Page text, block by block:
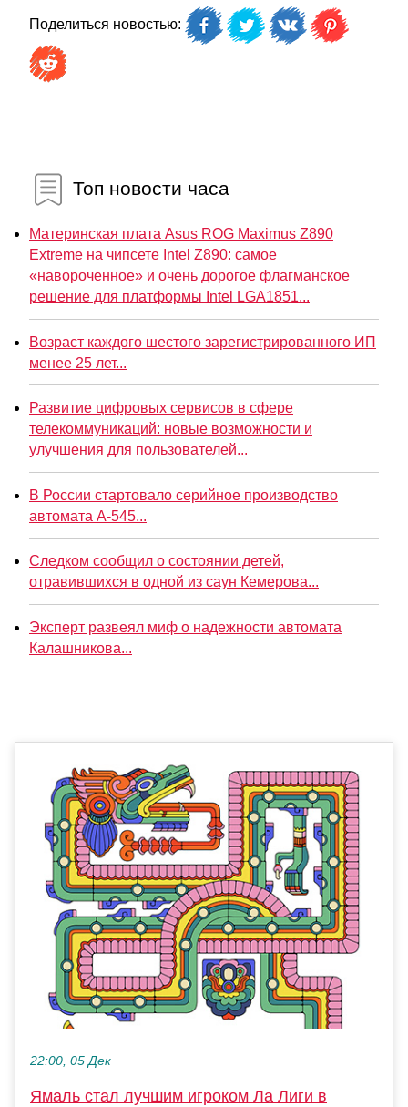
Поделиться новостью:
Топ новости часа
Материнская плата Asus ROG Maximus Z890
Extreme на чипсете Intel Z890: самое
«навороченное» и очень дорогое флагманское
решение для платформы Intel LGA1851...
Возраст каждого шестого зарегистрированного ИП
менее 25 лет...
Развитие цифровых сервисов в сфере
телекоммуникаций: новые возможности и
улучшения для пользователей...
В России стартовало серийное производство
автомата А-545...
Следком сообщил о состоянии детей,
отравившихся в одной из саун Кемерова...
Эксперт развеял миф о надежности автомата
Калашникова...
22:00, 05 Дек
Ямаль стал лучшим игроком Ла Лиги в